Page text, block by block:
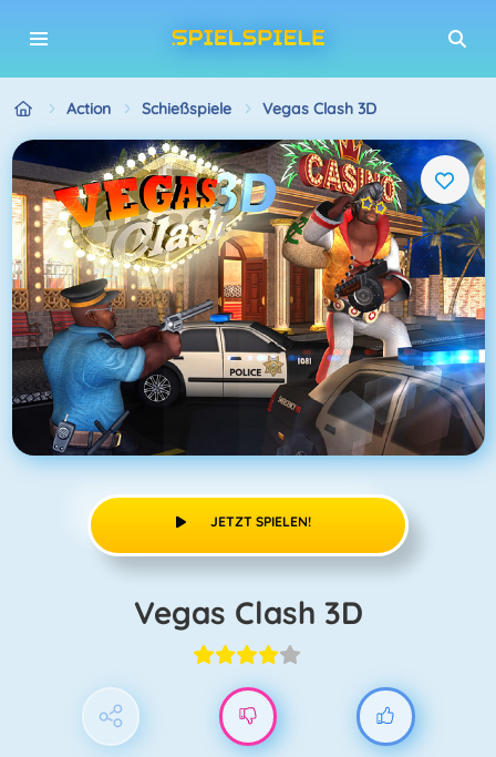
Action Schießspiele Vegas Clash 3D
JETZT SPIELEN!
Vegas Clash 3D